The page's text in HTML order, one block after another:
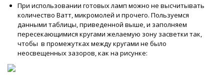
При использовании готовых ламп можно не высчитывать
количество Ватт, микромолей и прочего. Пользуемся
данными таблицы, приведенной выше, и заполняем
пересекающимися кругами желаемую зону засветки так,
чтобы в промежутках между кругами не было
неосвещенных зазоров, как на рисунке: